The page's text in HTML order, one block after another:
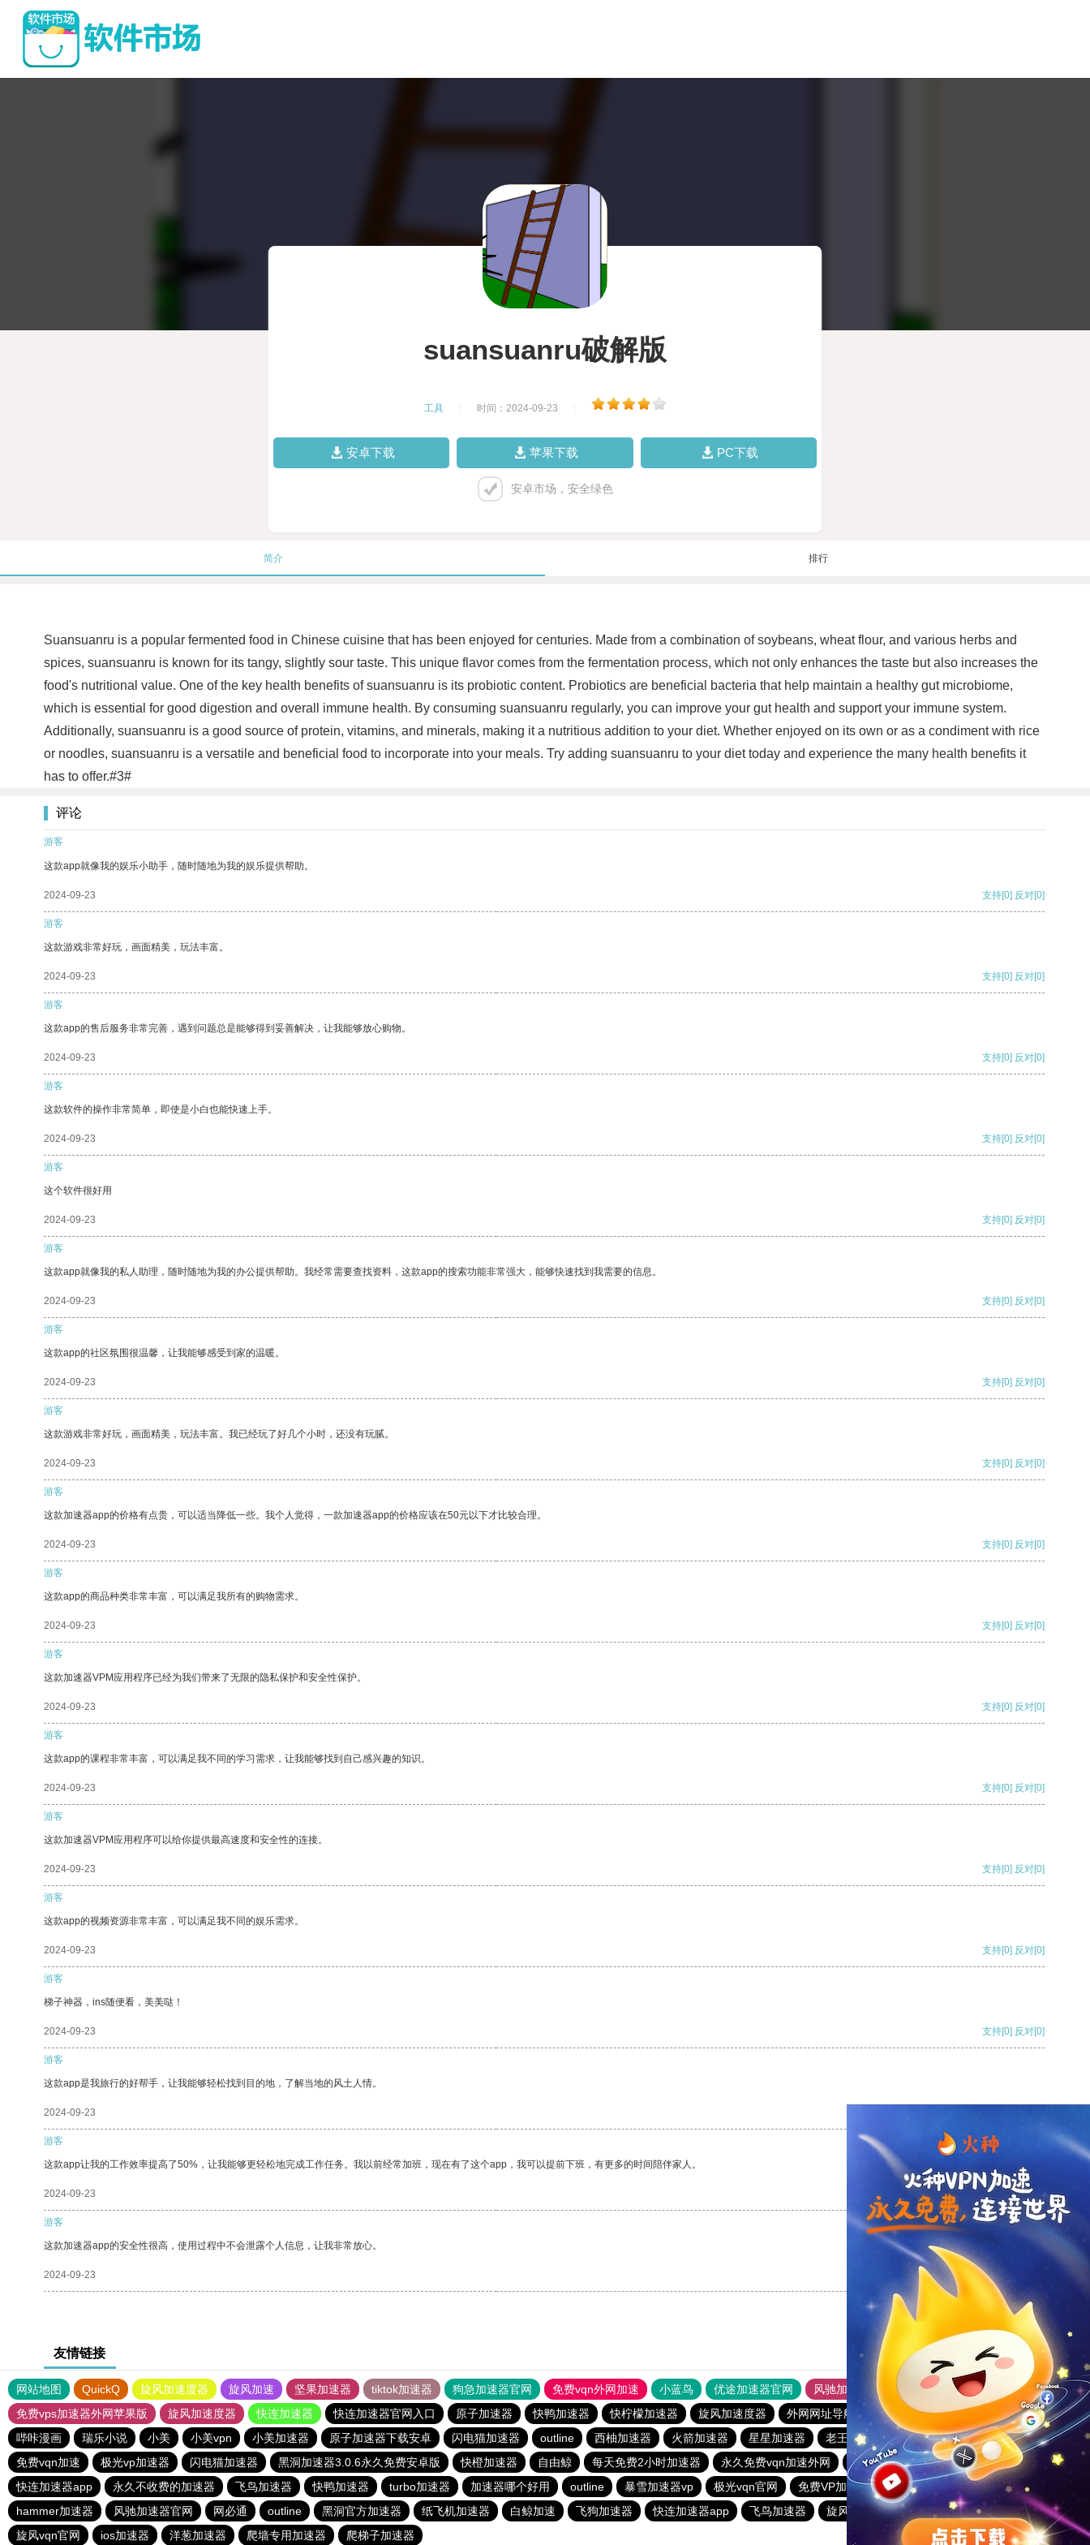
suansuanru破解版
工具 时间：2024-09-23
安卓下载 苹果下载 PC下载
安卓市场，安全绿色
简介 排行
Suansuanru is a popular fermented food in Chinese cuisine that has been enjoyed for centuries. Made from a combination of soybeans, wheat flour, and various herbs and
spices, suansuanru is known for its tangy, slightly sour taste. This unique flavor comes from the fermentation process, which not only enhances the taste but also increases the
food's nutritional value. One of the key health benefits of suansuanru is its probiotic content. Probiotics are beneficial bacteria that help maintain a healthy gut microbiome,
which is essential for good digestion and overall immune health. By consuming suansuanru regularly, you can improve your gut health and support your immune system.
Additionally, suansuanru is a good source of protein, vitamins, and minerals, making it a nutritious addition to your diet. Whether enjoyed on its own or as a condiment with rice
or noodles, suansuanru is a versatile and beneficial food to incorporate into your meals. Try adding suansuanru to your diet today and experience the many health benefits it
has to offer.#3#
评论
游客
这款app就像我的娱乐小助手，随时随地为我的娱乐提供帮助。
2024-09-23 支持[0] 反对[0]
游客
这款游戏非常好玩，画面精美，玩法丰富。
2024-09-23 支持[0] 反对[0]
游客
这款app的售后服务非常完善，遇到问题总是能够得到妥善解决，让我能够放心购物。
2024-09-23 支持[0] 反对[0]
游客
这款软件的操作非常简单，即使是小白也能快速上手。
2024-09-23 支持[0] 反对[0]
游客
这个软件很好用
2024-09-23 支持[0] 反对[0]
游客
这款app就像我的私人助理，随时随地为我的办公提供帮助。我经常需要查找资料，这款app的搜索功能非常强大，能够快速找到我需要的信息。
2024-09-23 支持[0] 反对[0]
游客
这款app的社区氛围很温馨，让我能够感受到家的温暖。
2024-09-23 支持[0] 反对[0]
游客
这款游戏非常好玩，画面精美，玩法丰富。我已经玩了好几个小时，还没有玩腻。
2024-09-23 支持[0] 反对[0]
游客
这款加速器app的价格有点贵，可以适当降低一些。我个人觉得，一款加速器app的价格应该在50元以下才比较合理。
2024-09-23 支持[0] 反对[0]
游客
这款app的商品种类非常丰富，可以满足我所有的购物需求。
2024-09-23 支持[0] 反对[0]
游客
这款加速器VPM应用程序已经为我们带来了无限的隐私保护和安全性保护。
2024-09-23 支持[0] 反对[0]
游客
这款app的课程非常丰富，可以满足我不同的学习需求，让我能够找到自己感兴趣的知识。
2024-09-23 支持[0] 反对[0]
游客
这款加速器VPM应用程序可以给你提供最高速度和安全性的连接。
2024-09-23 支持[0] 反对[0]
游客
这款app的视频资源非常丰富，可以满足我不同的娱乐需求。
2024-09-23 支持[0] 反对[0]
游客
梯子神器，ins随便看，美美哒！
2024-09-23 支持[0] 反对[0]
游客
这款app是我旅行的好帮手，让我能够轻松找到目的地，了解当地的风土人情。
2024-09-23
游客
这款app让我的工作效率提高了50%，让我能够更轻松地完成工作任务。我以前经常加班，现在有了这个app，我可以提前下班，有更多的时间陪伴家人。
2024-09-23 支持 [0] 反对 [0]
游客
这款加速器app的安全性很高，使用过程中不会泄露个人信息，让我非常放心。
2024-09-23 支持
友情链接
网站地图 QuickQ 旋风加速度器 旋风加速 坚果加速器 tiktok加速器 狗急加速器官网 免费vqn外网加速 小蓝鸟 优途加速器官网 风驰加速器
旋风加速器
免费vps加速器外网苹果版
旋风加速度器 快连加速器 快连加速器官网入口 原子加速器 快鸭加速器 快柠檬加速器 旋风加速度器 外网网址导航 软件中心 雷霆加速
狂飙加速器
哔咔漫画
瑞乐小说 小美 小美vpn 小美加速器 原子加速器下载安卓 闪电猫加速器 outline 西柚加速器 火箭加速器 星星加速器 老王vqn加速 一元机场
快连vρn加速器
免费vqn加速
极光vp加速器 闪电猫加速器 黑洞加速器3.0.6永久免费安卓版 快橙加速器 自由鲸 每天免费2小时加速器 永久免费vqn加速外网 海外加速器试用一小时
旋风加速度器
快连加速器app
永久不收费的加速器 飞鸟加速器 快鸭加速器 turbo加速器 加速器哪个好用 outline 暴雪加速器vp 极光vqn官网 免费VP加速器 BitzNet加速器
蘑菇加速器官网
hammer加速器
风驰加速器官网 网必通 outline 黑洞官方加速器 纸飞机加速器 白鲸加速 飞狗加速器 快连加速器app 飞鸟加速器 旋风加速度器
盘古加速器官网
旋风vqn官网
ios加速器 洋葱加速器 爬墙专用加速器 爬梯子加速器